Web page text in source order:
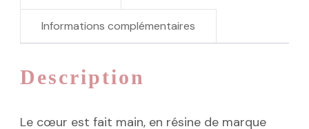
Informations complémentaires
Description
Le cœur est fait main, en résine de marque